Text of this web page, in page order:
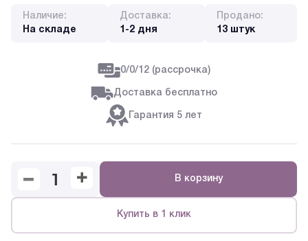
Наличие:
На складе
Доставка:
1-2 дня
Продано:
13 штук
0/0/12 (рассрочка)
Доставка бесплатно
Гарантия 5 лет
В корзину
Купить в 1 клик